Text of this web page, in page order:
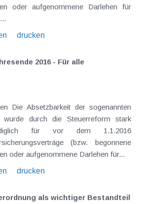
oder aufgenommene Darlehen für
drucken
2016 - Für alle
wurde durch die Steuerreform stark
vor dem 1.1.2016
(bzw. begonnene
oder aufgenommene Darlehen für...
drucken
als wichtiger Bestandteil